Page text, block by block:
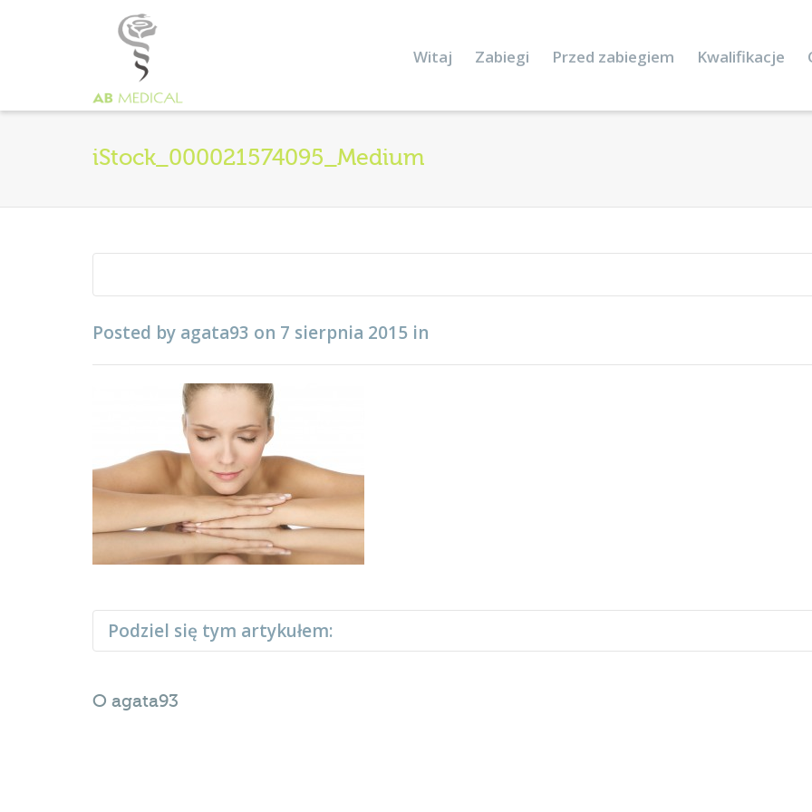
Witaj Zabiegi Przed zabiegiem Kwalifikacje
iStock_000021574095_Medium
Posted by agata93 on 7 sierpnia 2015 in
Podziel się tym artykułem:
O agata93